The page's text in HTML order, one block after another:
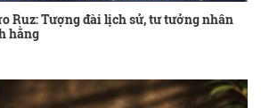
Ruz: Tượng đài lịch sử, tư tưởng nhân
hằng